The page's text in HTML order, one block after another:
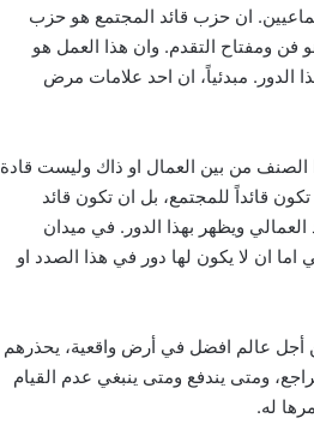
ان حزب قائد المجتمع هو حزب
فن ومفتاح التقدم. وان هذا العمل هو
الدور. مبدئياً، ان احد علامات مرض
الصنف من بين العمال او ذاك وليست قادة
قائداً للمجتمع، بل ان تكون قائد
ويظهر بهذا الدور. في ميدان
اما ان لا يكون لها دور في هذا الصدد او
أجل عالم افضل في أرض واقعية، يحذرهم
ومتى يندفع ومتى ينبغي عدم القيام
له.